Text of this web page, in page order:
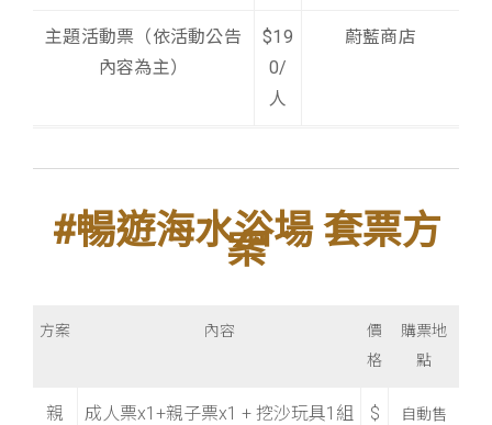
主題活動票（依活動公告
內容為主）
$19
0/
人
蔚藍商店
#暢遊海水浴場 套票方
案
方案 內容
價
格
購票地
點
親
成人票x1+親子票x1 + 挖沙玩具1組
$
自動售